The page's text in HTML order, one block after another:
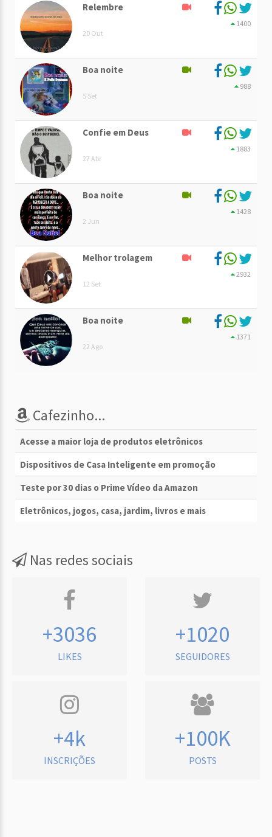
Relembre
20 Out
1400
Boa noite
5 Set
988
Confie em Deus
27 Abr
1883
Boa noite
2 Jun
1428
Melhor trolagem
12 Set
2932
Boa noite
22 Ago
1371
Cafezinho...
Acesse a maior loja de produtos eletrônicos
Dispositivos de Casa Inteligente em promoção
Teste por 30 dias o Prime Vídeo da Amazon
Eletrônicos, jogos, casa, jardim, livros e mais
Nas redes sociais
+3036
LIKES
+1020
SEGUIDORES
+4k
INSCRIÇÕES
+100K
POSTS